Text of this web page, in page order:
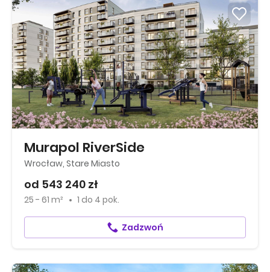
Murapol RiverSide
Wrocław, Stare Miasto
od 543 240 zł
25 - 61 m² 1 do 4 pok.
Zadzwoń